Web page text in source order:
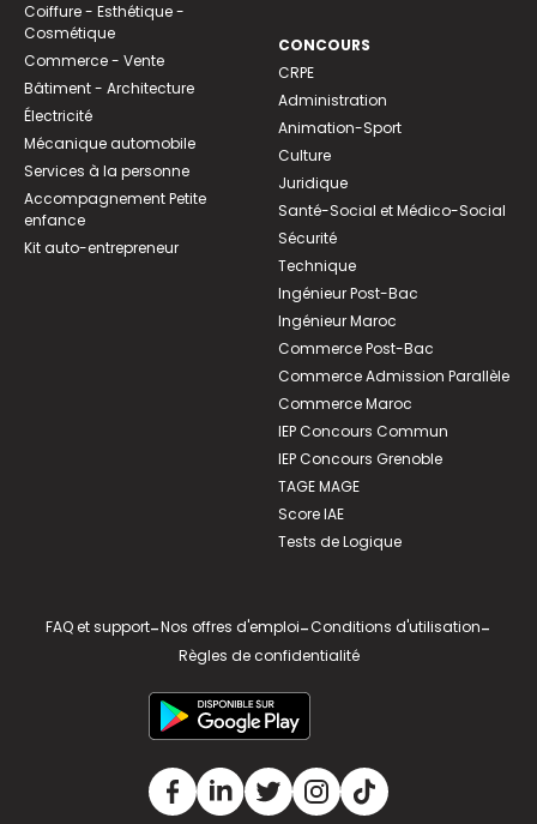
Coiffure - Esthétique -
Cosmétique
Commerce - Vente
Bâtiment - Architecture
Électricité
Mécanique automobile
Services à la personne
Accompagnement Petite
enfance
Kit auto-entrepreneur
CONCOURS
CRPE
Administration
Animation-Sport
Culture
Juridique
Santé-Social et Médico-Social
Sécurité
Technique
Ingénieur Post-Bac
Ingénieur Maroc
Commerce Post-Bac
Commerce Admission Parallèle
Commerce Maroc
IEP Concours Commun
IEP Concours Grenoble
TAGE MAGE
Score IAE
Tests de Logique
FAQ et support-Nos offres d'emploi-Conditions d'utilisation-
Règles de confidentialité